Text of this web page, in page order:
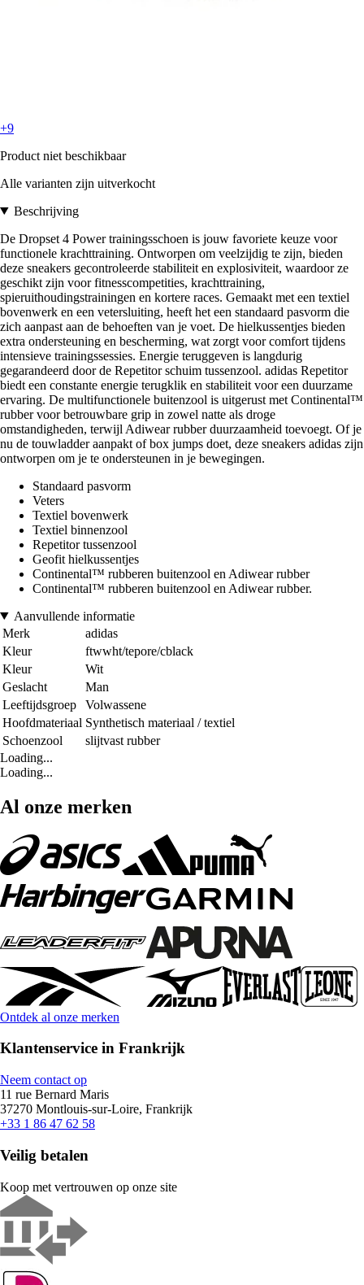
+9
Product niet beschikbaar
Alle varianten zijn uitverkocht
Beschrijving
De Dropset 4 Power trainingsschoen is jouw favoriete keuze voor
functionele krachttraining. Ontworpen om veelzijdig te zijn, bieden
deze sneakers gecontroleerde stabiliteit en explosiviteit, waardoor ze
geschikt zijn voor fitnesscompetities, krachttraining,
spieruithoudingstrainingen en kortere races. Gemaakt met een textiel
bovenwerk en een vetersluiting, heeft het een standaard pasvorm die
zich aanpast aan de behoeften van je voet. De hielkussentjes bieden
extra ondersteuning en bescherming, wat zorgt voor comfort tijdens
intensieve trainingssessies. Energie teruggeven is langdurig
gegarandeerd door de Repetitor schuim tussenzool. adidas Repetitor
biedt een constante energie terugklik en stabiliteit voor een duurzame
ervaring. De multifunctionele buitenzool is uitgerust met Continental™
rubber voor betrouwbare grip in zowel natte als droge
omstandigheden, terwijl Adiwear rubber duurzaamheid toevoegt. Of je
nu de touwladder aanpakt of box jumps doet, deze sneakers adidas zijn
ontworpen om je te ondersteunen in je bewegingen.
Standaard pasvorm
Veters
Textiel bovenwerk
Textiel binnenzool
Repetitor tussenzool
Geofit hielkussentjes
Continental™ rubberen buitenzool en Adiwear rubber
Continental™ rubberen buitenzool en Adiwear rubber.
Aanvullende informatie
Merk
adidas
Kleur
ftwwht/tepore/cblack
Kleur
Wit
Geslacht
Man
Leeftijdsgroep
Volwassene
Hoofdmateriaal Synthetisch materiaal / textiel
Schoenzool
slijtvast rubber
Loading...
Loading...
Al onze merken
Ontdek al onze merken
Klantenservice in Frankrijk
Neem contact op
11 rue Bernard Maris
37270 Montlouis-sur-Loire, Frankrijk
+33 1 86 47 62 58
Veilig betalen
Koop met vertrouwen op onze site